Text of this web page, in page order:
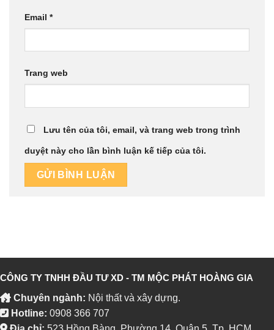
Email *
Trang web
Lưu tên của tôi, email, và trang web trong trình
duyệt này cho lần bình luận kế tiếp của tôi.
CÔNG TY TNHH ĐẦU TƯ XD - TM MỘC PHÁT HOÀNG GIA
Chuyên ngành: Nội thất và xây dựng.
Hotline: 0908 366 707